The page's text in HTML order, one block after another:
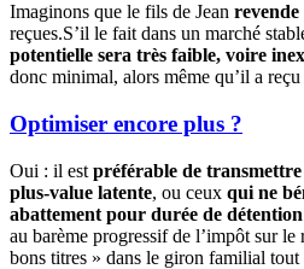
Imaginons que le fils de Jean revende
reçues.S’il le fait dans un marché
potentielle sera très faible, voire
donc minimal, alors même qu’il a
Optimiser encore plus ?
Oui : il est préférable de
plus-value latente, ou ceux qui ne
abattement pour durée de détention
au barème progressif de l’impôt sur
bons titres » dans le giron familial